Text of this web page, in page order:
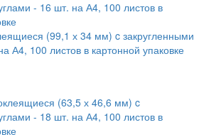
(99,1 х 34 мм) c закругленными
А4, 100 листов в картонной упаковке